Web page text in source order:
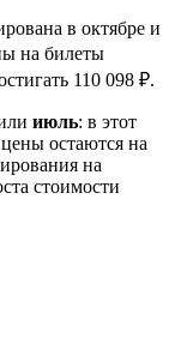
в октябре и
на билеты
110 098 ₽.
июль: в этот
остаются на
на
стоимости